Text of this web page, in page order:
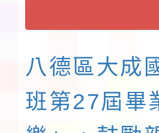
八德區大成
班第27屆畢